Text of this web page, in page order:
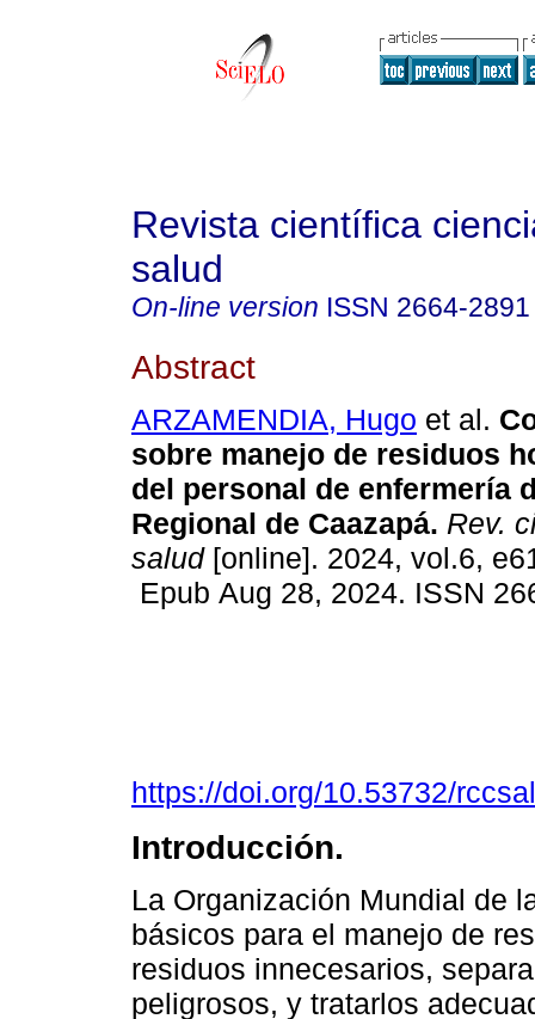
Revista científica
salud
On-line version ISSN 2664-2891
Abstract
ARZAMENDIA, Hugo et al.
sobre manejo de residuos
del personal de enfermería
Regional de Caazapá. Rev.
salud[online]. 2024, vol.6,
Epub Aug 28, 2024. ISSN
https://doi.org/10.53732/
Introducción.
La Organización Mundial de
básicos para el manejo de
residuos innecesarios,
peligrosos, y tratarlos